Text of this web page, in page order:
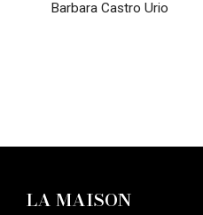
Barbara Castro Urio
LA MAISON